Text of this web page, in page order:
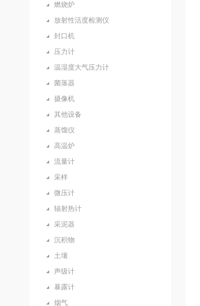
燃烧炉
放射性活度检测仪
封口机
压力计
温湿度大气压力计
菌落器
摄像机
其他设备
蒸馏仪
高温炉
流量计
采样
微压计
辐射热计
采泥器
沉积物
土壤
声级计
暴露计
烟气